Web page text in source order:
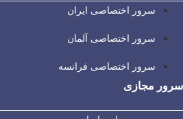
سرور اختصاصی ایران
سرور اختصاصی آلمان
سرور اختصاصی فرانسه
سرور مجازی